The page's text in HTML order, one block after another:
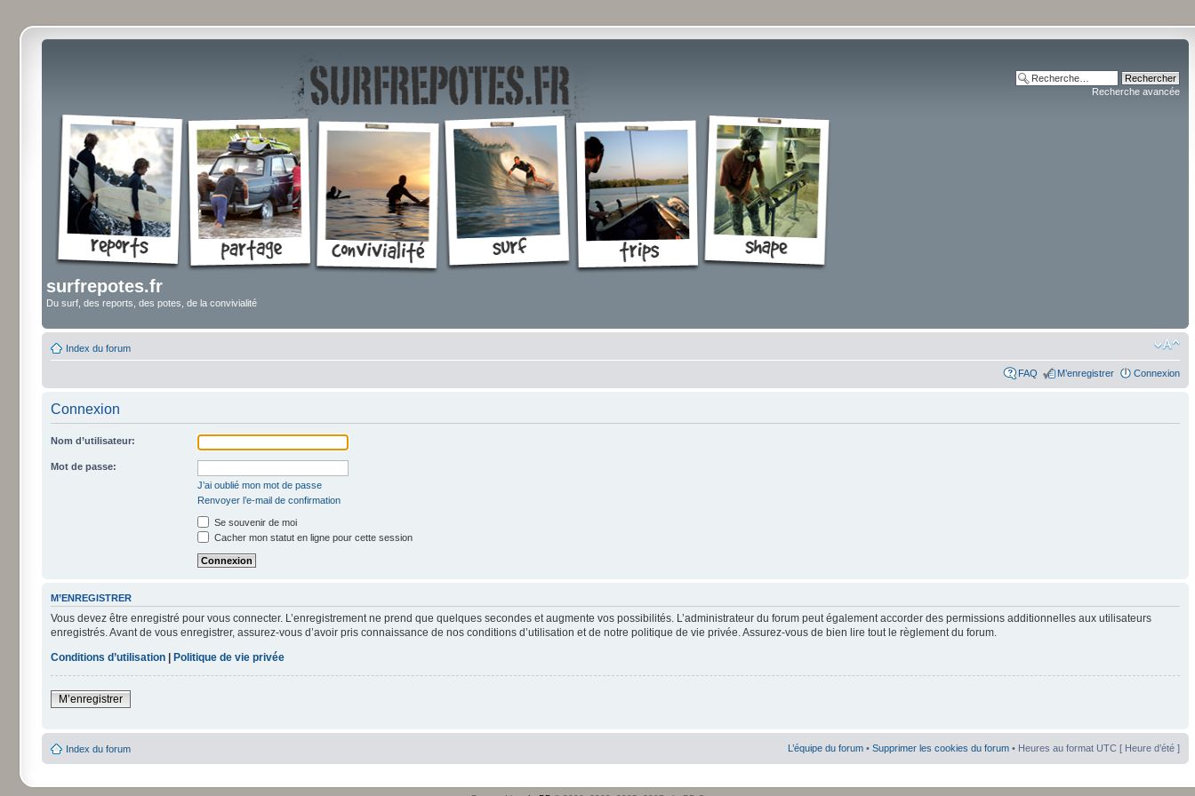
surfrepotes.fr
Du surf, des reports, des potes, de la convivialité
Recherche avancée
Index du forum
FAQ M’enregistrer Connexion
Connexion
Nom d’utilisateur:
Mot de passe:
J’ai oublié mon mot de passe
Renvoyer l’e-mail de confirmation
Se souvenir de moi
Cacher mon statut en ligne pour cette session
M’ENREGISTRER
Vous devez être enregistré pour vous connecter. L’enregistrement ne prend que quelques secondes et augmente vos possibilités. L’administrateur du forum peut également accorder des permissions additionnelles aux utilisateurs
enregistrés. Avant de vous enregistrer, assurez-vous d’avoir pris connaissance de nos conditions d’utilisation et de notre politique de vie privée. Assurez-vous de bien lire tout le règlement du forum.
Conditions d’utilisation
Politique de vie privée
M’enregistrer
Index du forum L’équipe du forum • Supprimer les cookies du forum • Heures au format UTC [ Heure d’été ]